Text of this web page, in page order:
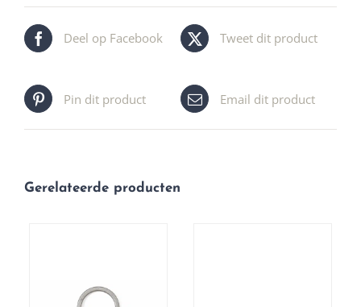
Deel op Facebook Tweet dit product
Pin dit product Email dit product
Gerelateerde producten